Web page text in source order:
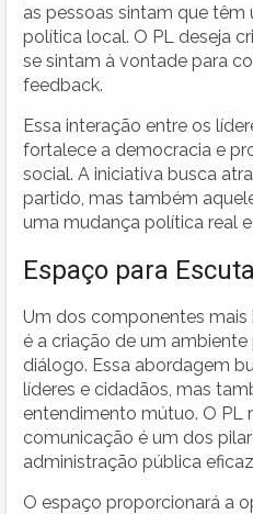
as pessoas sintam que
política local. O PL deseja
se sintam à vontade para
feedback.
Essa interação entre os
fortalece a democracia e
social. A iniciativa busca
partido, mas também
uma mudança política real
Espaço para
Um dos componentes
é a criação de um
diálogo. Essa abordagem
líderes e cidadãos, mas
entendimento mútuo. O PL
comunicação é um dos
administração pública
O espaço proporcionará a